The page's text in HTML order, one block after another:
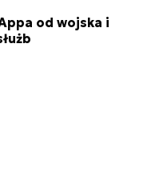
od wojska i